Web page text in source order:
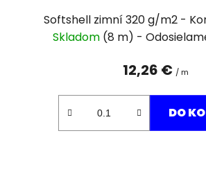
Softshell zimní 320 g/m2 -
Skladom (8 m)
12,26 € / m
DO